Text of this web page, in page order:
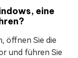
eine
öffnen Sie die
und führen Sie